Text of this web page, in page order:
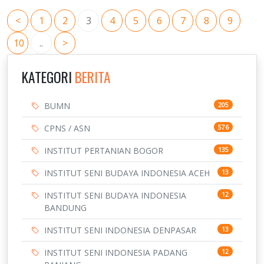
< 1 2 3 4 5 6 7 8
9
10
.. >
KATEGORI BERITA
BUMN 205
CPNS / ASN 576
INSTITUT PERTANIAN BOGOR 135
INSTITUT SENI BUDAYA INDONESIA ACEH 13
INSTITUT SENI BUDAYA INDONESIA
BANDUNG
12
INSTITUT SENI INDONESIA DENPASAR 13
INSTITUT SENI INDONESIA PADANG
12